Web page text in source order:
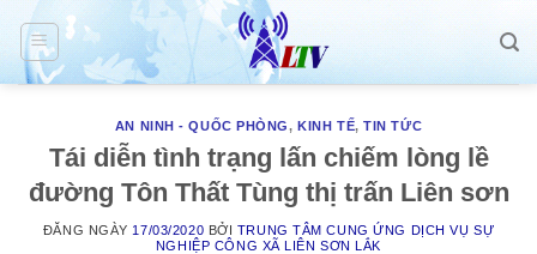
Skip
content
AN NINH - QUỐC PHÒNG,KINH TẾ,TIN TỨC
Tái diễn tình trạng lấn chiếm lòng lề
đường Tôn Thất Tùng thị trấn Liên sơn
ĐĂNG NGÀY 17/03/2020 BỞI TRUNG TÂM CUNG ỨNG DỊCH VỤ SỰ
NGHIỆP CÔNG XÃ LIÊN SƠN LẮK